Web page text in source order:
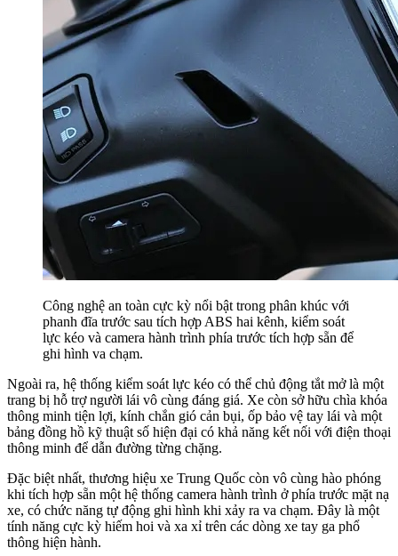
Công nghệ an toàn cực kỳ nổi bật trong phân khúc với
phanh đĩa trước sau tích hợp ABS hai kênh, kiểm soát
lực kéo và camera hành trình phía trước tích hợp sẵn để
ghi hình va chạm.
Ngoài ra, hệ thống kiểm soát lực kéo có thể chủ động tắt mở là một
trang bị hỗ trợ người lái vô cùng đáng giá. Xe còn sở hữu chìa khóa
thông minh tiện lợi, kính chắn gió cản bụi, ốp bảo vệ tay lái và một
bảng đồng hồ kỹ thuật số hiện đại có khả năng kết nối với điện thoại
thông minh để dẫn đường từng chặng.
Đặc biệt nhất, thương hiệu xe Trung Quốc còn vô cùng hào phóng
khi tích hợp sẵn một hệ thống camera hành trình ở phía trước mặt nạ
xe, có chức năng tự động ghi hình khi xảy ra va chạm. Đây là một
tính năng cực kỳ hiếm hoi và xa xỉ trên các dòng xe tay ga phổ
thông hiện hành.